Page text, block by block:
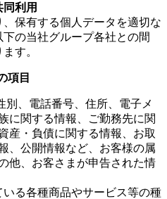
利用
保有する個人データを適切な
の当社グループ各社との間
す。
項目
別、電話番号、住所、電子メ
に関する情報、ご勤務先に関
産・負債に関する情報、お取
、公開情報など、お客様の属
他、お客さまが申告された情
る各種商品やサービス等の種